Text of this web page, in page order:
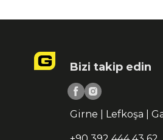
Bizi takip edin
Girne | Lefkoşa |